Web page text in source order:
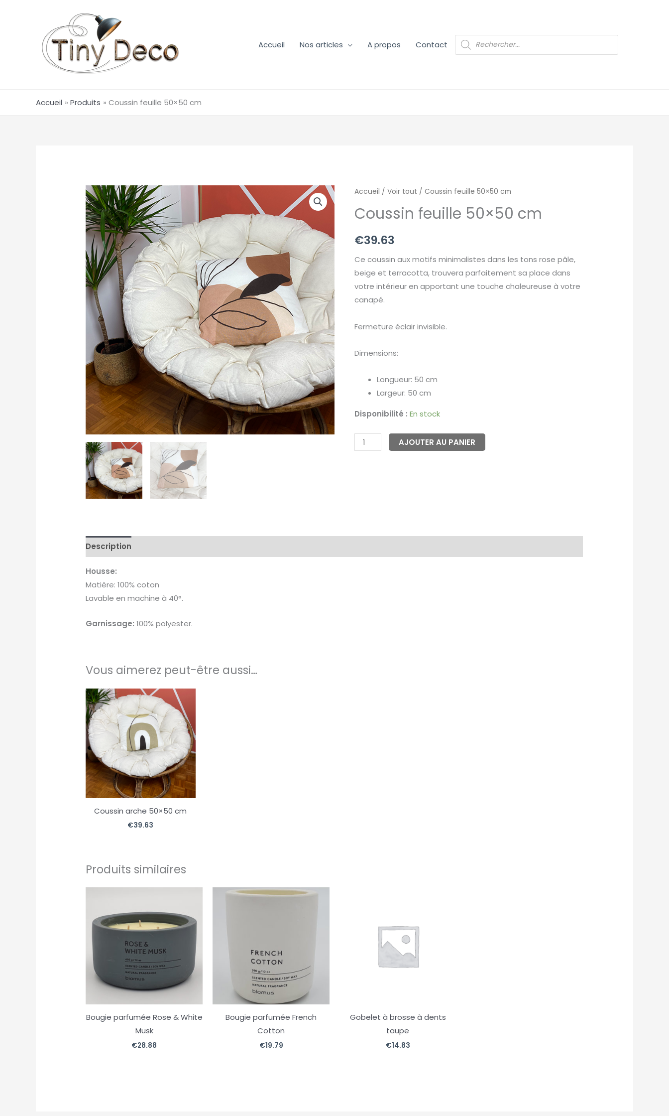
Accueil
Nos articles A propos Contact
Recherche
de
produits
Accueil Produits Coussin feuille 50×50 cm
Accueil / Voir tout / Coussin feuille 50×50 cm
Coussin feuille 50×50 cm
€39.63
Ce coussin aux motifs minimalistes dans les tons rose pâle,
beige et terracotta, trouvera parfaitement sa place dans
votre intérieur en apportant une touche chaleureuse à votre
canapé.
Fermeture éclair invisible.
Dimensions:
Longueur: 50 cm
Largeur: 50 cm
Disponibilité : En stock
quantité
Coussin
50x50
cm
AJOUTER AU PANIER
Description
Housse:
Matière: 100% coton
Lavable en machine à 40°.
Garnissage: 100% polyester.
Vous aimerez peut-être aussi…
Coussin arche 50×50 cm
€39.63
Produits similaires
Bougie parfumée Rose & White
Musk
€28.88
Bougie parfumée French
Cotton
€19.79
Gobelet à brosse à dents
taupe
€14.83